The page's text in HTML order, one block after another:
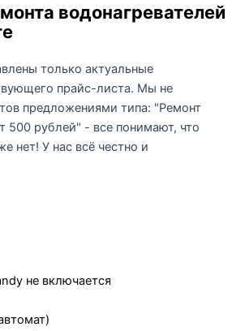
водонагревателей
только актуальные
прайс-листа. Мы не
предложениями типа: "Ремонт
500 рублей" - все понимают, что
нет! У нас всё честно и
не включается